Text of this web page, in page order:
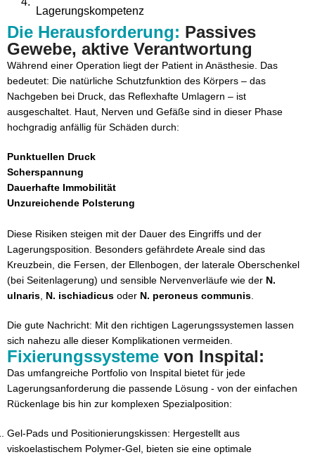
Lagerungskompetenz
Neue Anforderungen, neue Lösungen: Inspital als
Partner für Lagerungskompetenz
Fazit: Patientenlagerung ist Teil der chirurgischen
Qualität
Die Herausforderung: Passives
Gewebe, aktive Verantwortung
Während einer Operation liegt der Patient in Anästhesie. Das
bedeutet: Die natürliche Schutzfunktion des Körpers – das
Nachgeben bei Druck, das Reflexhafte Umlagern – ist
ausgeschaltet. Haut, Nerven und Gefäße sind in dieser Phase
hochgradig anfällig für Schäden durch:
Punktuellen Druck
Scherspannung
Dauerhafte Immobilität
Unzureichende Polsterung
Diese Risiken steigen mit der Dauer des Eingriffs und der
Lagerungsposition. Besonders gefährdete Areale sind das
Kreuzbein, die Fersen, der Ellenbogen, der laterale Oberschenkel
(bei Seitenlagerung) und sensible Nervenverläufe wie der N.
ulnaris N. ischiadicus oder N. peroneus communis
Die gute Nachricht: Mit den richtigen Lagerungssystemen lassen
sich nahezu alle dieser Komplikationen vermeiden.
Fixierungssysteme von Inspital:
Das umfangreiche Portfolio von Inspital bietet für jede
Lagerungsanforderung die passende Lösung - von der einfachen
Rückenlage bis hin zur komplexen Spezialposition:
Gel-Pads und Positionierungskissen: Hergestellt aus
viskoelastischem Polymer-Gel, bieten sie eine optimale